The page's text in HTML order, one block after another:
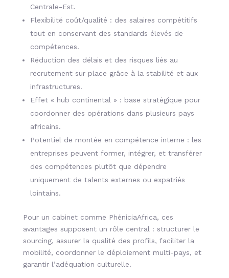
Centrale-Est.
Flexibilité coût/qualité : des salaires compétitifs
tout en conservant des standards élevés de
compétences.
Réduction des délais et des risques liés au
recrutement sur place grâce à la stabilité et aux
infrastructures.
Effet « hub continental » : base stratégique pour
coordonner des opérations dans plusieurs pays
africains.
Potentiel de montée en compétence interne : les
entreprises peuvent former, intégrer, et transférer
des compétences plutôt que dépendre
uniquement de talents externes ou expatriés
lointains.
Pour un cabinet comme PhéniciaAfrica, ces
avantages supposent un rôle central : structurer le
sourcing, assurer la qualité des profils, faciliter la
mobilité, coordonner le déploiement multi-pays, et
garantir l’adéquation culturelle.